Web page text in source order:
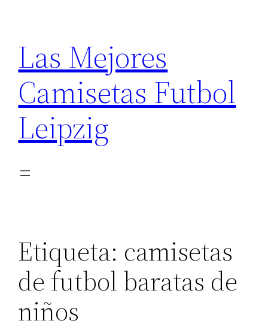
contenido
Las Mejores
Camisetas Futbol
Leipzig
Etiqueta: camisetas
de futbol baratas de
niños